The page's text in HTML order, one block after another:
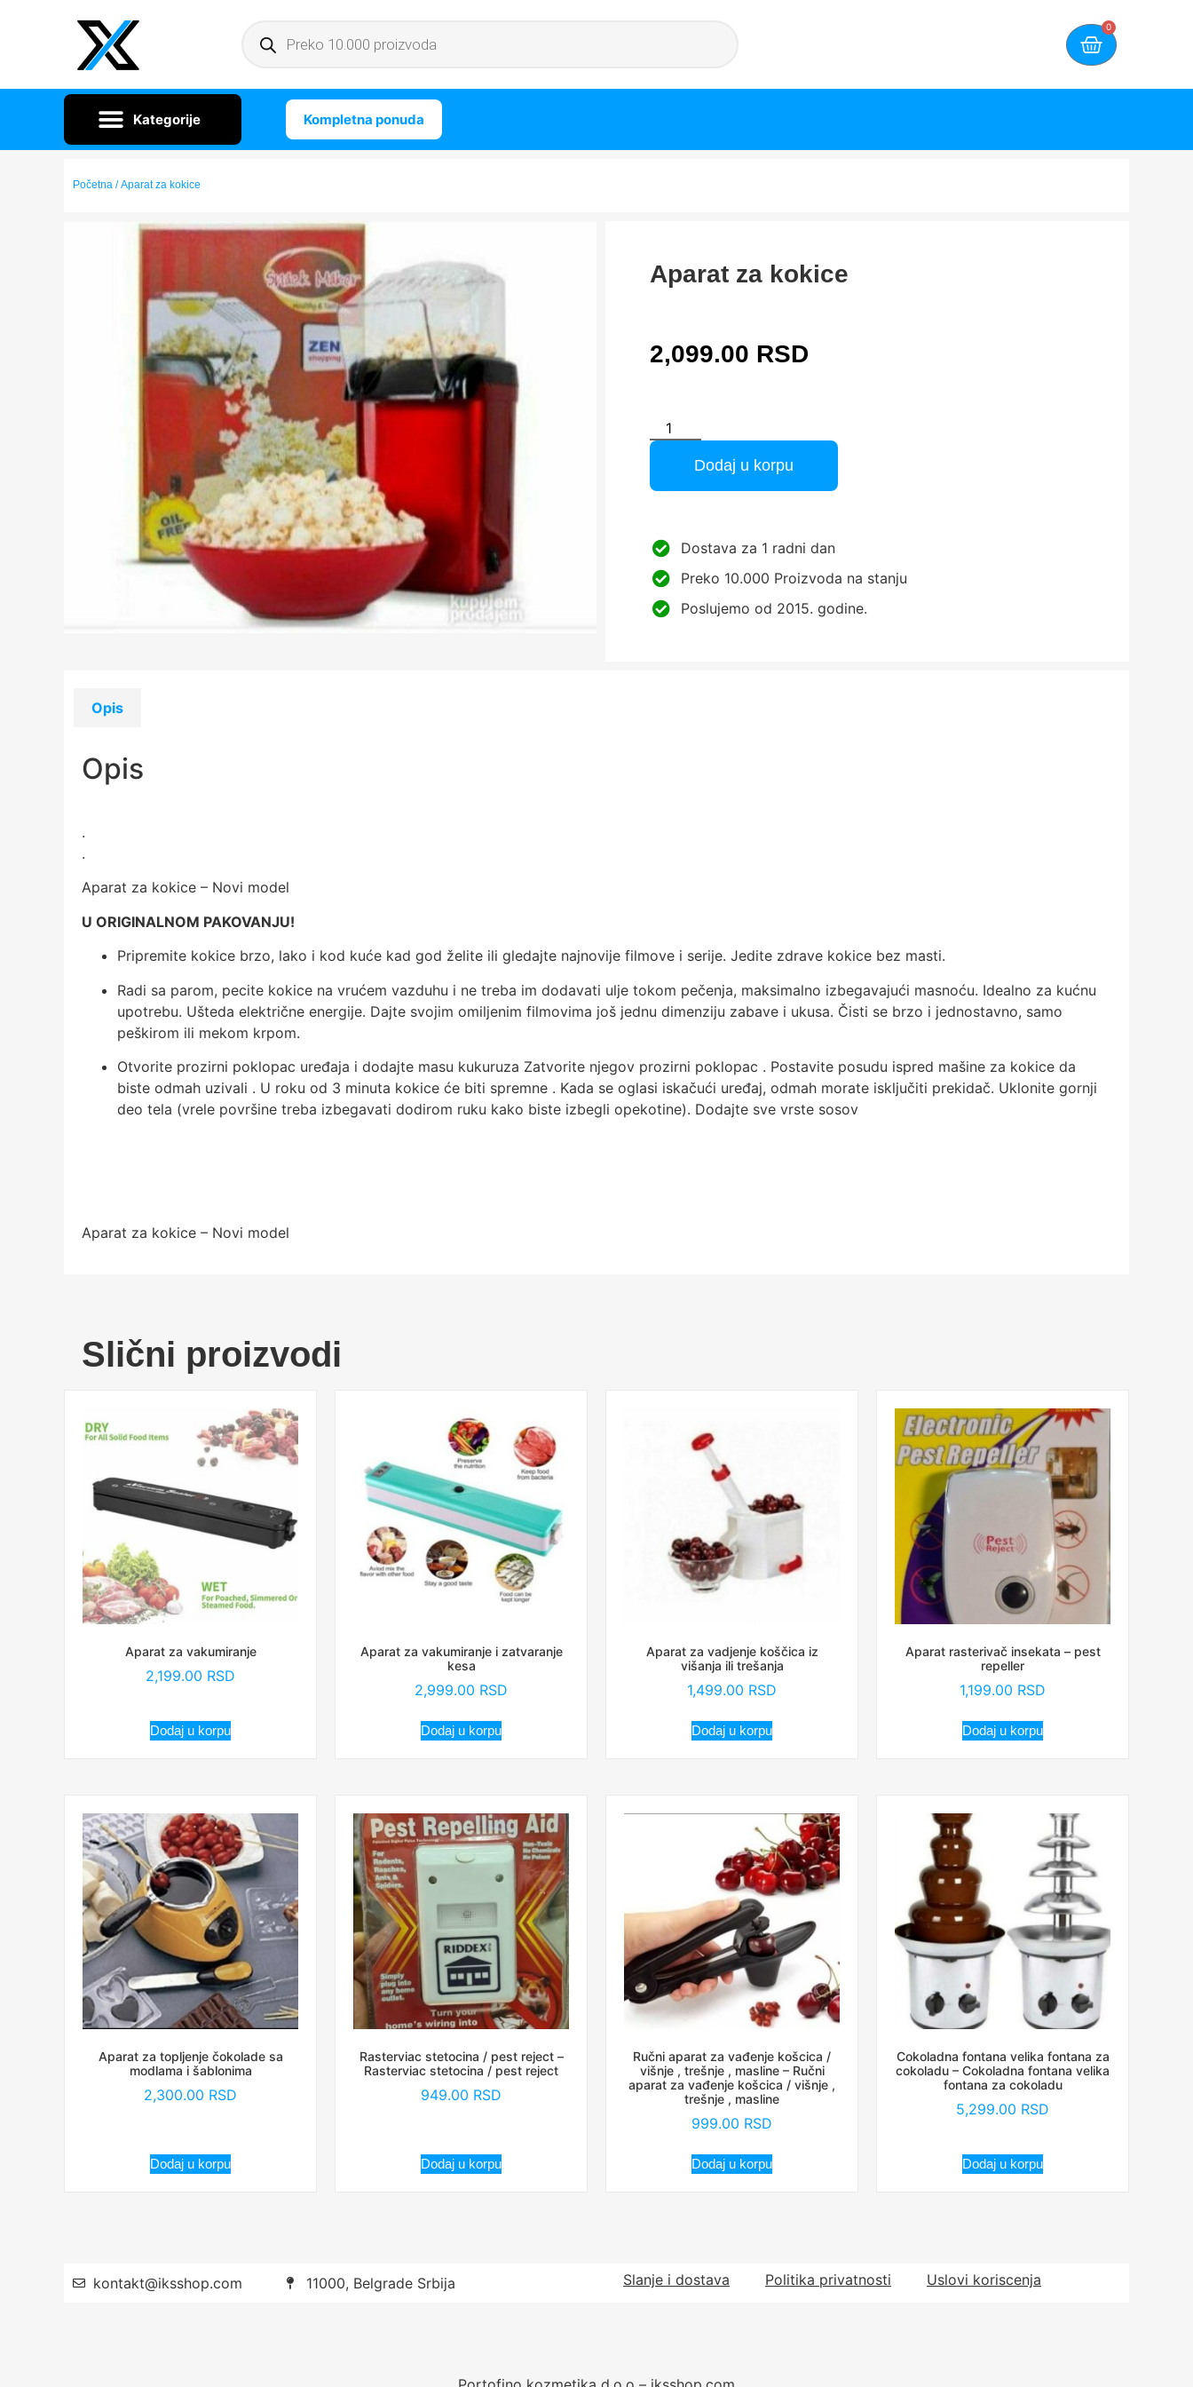
0
Kompletna ponuda
Početna / Aparat za kokice
Aparat za kokice
2,099.00 RSD
Dodaj u korpu
Dostava za 1 radni dan
Preko 10.000 Proizvoda na stanju
Poslujemo od 2015. godine.
Opis
Opis
.
.
Aparat za kokice – Novi model
U ORIGINALNOM PAKOVANJU!
Pripremite kokice brzo, lako i kod kuće kad god želite ili gledajte najnovije filmove i serije. Jedite zdrave kokice bez masti.
Radi sa parom, pecite kokice na vrućem vazduhu i ne treba im dodavati ulje tokom pečenja, maksimalno izbegavajući masnoću. Idealno za kućnu
upotrebu. Ušteda električne energije. Dajte svojim omiljenim filmovima još jednu dimenziju zabave i ukusa. Čisti se brzo i jednostavno, samo
peškirom ili mekom krpom.
Otvorite prozirni poklopac uređaja i dodajte masu kukuruza Zatvorite njegov prozirni poklopac . Postavite posudu ispred mašine za kokice da
biste odmah uzivali . U roku od 3 minuta kokice će biti spremne . Kada se oglasi iskačući uređaj, odmah morate isključiti prekidač. Uklonite gornji
deo tela (vrele površine treba izbegavati dodirom ruku kako biste izbegli opekotine). Dodajte sve vrste sosov
Aparat za kokice – Novi model
Slični proizvodi
Aparat za vakumiranje
2,199.00 RSD
Dodaj u korpu
Aparat za vakumiranje i zatvaranje
kesa
2,999.00 RSD
Dodaj u korpu
Aparat za vadjenje koščica iz
višanja ili trešanja
1,499.00 RSD
Dodaj u korpu
Aparat rasterivač insekata – pest
repeller
1,199.00 RSD
Dodaj u korpu
Aparat za topljenje čokolade sa
modlama i šablonima
2,300.00 RSD
Dodaj u korpu
Rasterviac stetocina / pest reject –
Rasterviac stetocina / pest reject
949.00 RSD
Dodaj u korpu
Ručni aparat za vađenje košcica /
višnje , trešnje , masline – Ručni
aparat za vađenje košcica / višnje ,
trešnje , masline
999.00 RSD
Dodaj u korpu
Cokoladna fontana velika fontana za
cokoladu – Cokoladna fontana velika
fontana za cokoladu
5,299.00 RSD
Dodaj u korpu
kontakt@iksshop.com 11000, Belgrade Srbija Slanje i dostava Politika privatnosti Uslovi koriscenja